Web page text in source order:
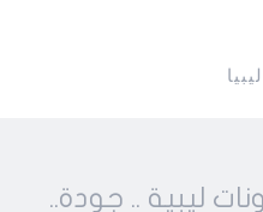
ليبيا
ليبية .. جودة..